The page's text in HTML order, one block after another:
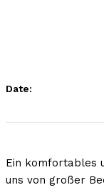
Date:
Ein komfortables
uns von großer